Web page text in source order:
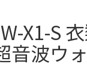
X1-S
音波ウ